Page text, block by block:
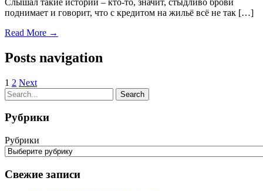
Слышал такие истории – кто-то, значит, стыдливо брови
поднимает и говорит, что с кредитом на жильё всё не так […]
Read More →
Posts navigation
1 2 Next
Рубрики
Рубрики
Свежие записи